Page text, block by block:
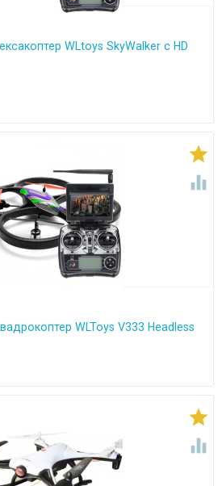
WLtoys SkyWalker с HD


WLToys V333 Headless

